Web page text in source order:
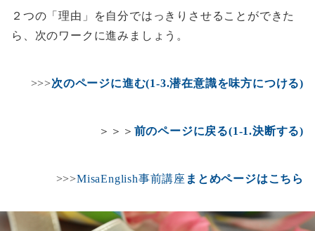
２つの「理由」を自分ではっきりさせることができた
ら、次のワークに進みましょう。
>>>次のページに進む(1-3.潜在意識を味方につける)
＞＞＞ 前のページに戻る(1-1.決断する)
>>>MisaEnglish事前講座 まとめページはこちら